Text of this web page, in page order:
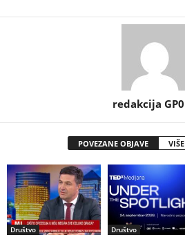
redakcija
POVEZANE OBJAVE
Društvo Društvo